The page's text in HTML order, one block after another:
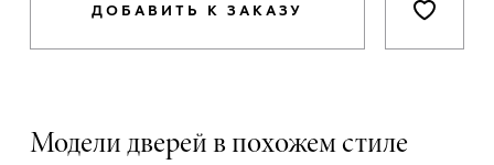
ДОБАВИТЬ К ЗАКАЗУ
Модели дверей в похожем стиле